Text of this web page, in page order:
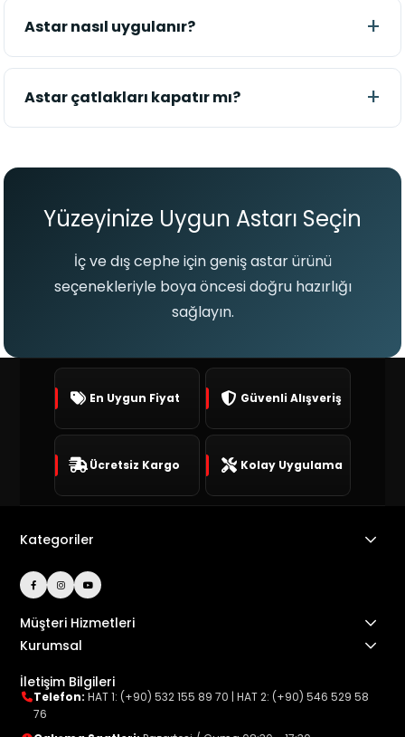
Astar nasıl uygulanır?
Astar çatlakları kapatır mı?
Yüzeyinize Uygun Astarı Seçin
İç ve dış cephe için geniş astar ürünü
seçenekleriyle boya öncesi doğru hazırlığı
sağlayın.
En Uygun Fiyat Güvenli Alışveriş
Ücretsiz Kargo Kolay Uygulama
Kategoriler
Müşteri Hizmetleri
Kurumsal
İletişim Bilgileri
Telefon: HAT 1: (+90) 532 155 89 70 |HAT 2: (+90) 546 529 58
76